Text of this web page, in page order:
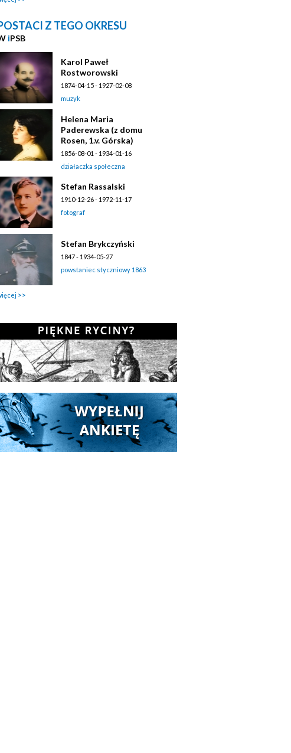
Z TEGO OKRESU
iPSB
Karol Paweł
Rostworowski
1874-04-15 - 1927-02-08
muzyk
Helena Maria
Paderewska (z domu
Rosen, 1.v. Górska)
1856-08-01 - 1934-01-16
działaczka społeczna
Stefan Rassalski
1910-12-26 - 1972-11-17
fotograf
Stefan Brykczyński
1847 - 1934-05-27
powstaniec styczniowy 1863